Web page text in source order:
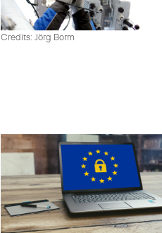
Credits: Jörg Borm